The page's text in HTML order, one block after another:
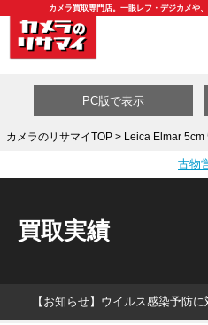
カメラ買取専門店。一眼レフ・デジカメや
買取カテゴリ一覧
PC版で表示
カメラのリサマイTOP> Leica Elmar 5cm
古物
買取実績
【お知らせ】ウイルス感染予防